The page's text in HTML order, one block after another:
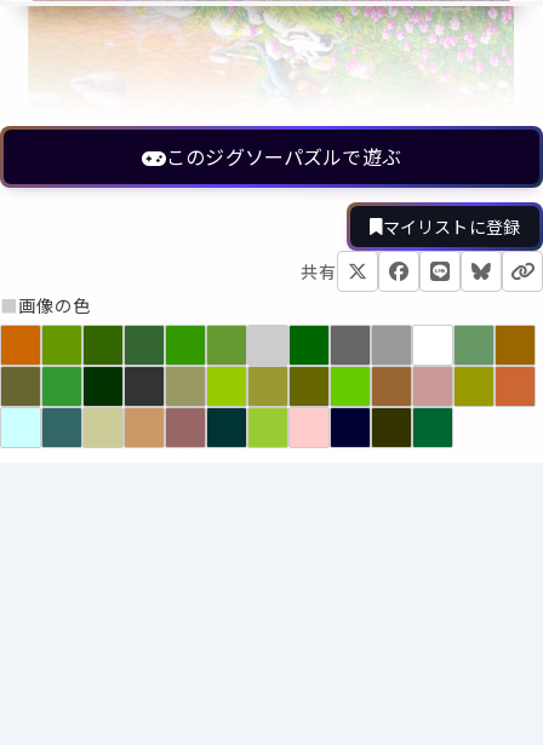
このジグソーパズルで遊ぶ
マイリストに登録
共有
■画像の色